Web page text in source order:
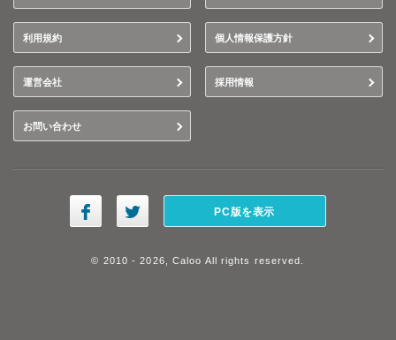
利用規約 個人情報保護方針
運営会社 採用情報
お問い合わせ
PC版を表示
© 2010 - 2026, Caloo All rights reserved.